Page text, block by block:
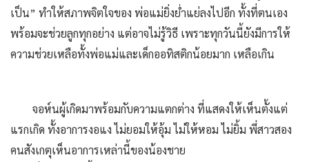
เป็น” ทําให้สภาพจิตใจของ พ่อแม่ยิ่งย่ําแย่ลงไปอีก ทั้งที่ตนเอง
พร้อมจะช่วยลูกทุกอย่าง แต่อาจไม่รู้วิธี เพราะทุกวันนี้ยังมีการให้
ความช่วยเหลือทั้งพ่อแม่และเด็กออทิสติกน้อยมาก เหลือเกิน
จอห์นผู้เกิดมาพร้อมกับความแตกต่าง ที่แสดงให้เห็นตั้งแต่
แรกเกิด ทั้งอาการงอแง ไม่ยอมให้อุ้ม ไม่ให้หอม ไม่ยิ้ม พี่สาวสอง
คนสังเกตุเห็นอาการเหล่านี้ของน้องชาย